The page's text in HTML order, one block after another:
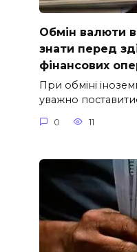
Обмін валюти
знати перед
фінансових
При обміні
уважно
0 11